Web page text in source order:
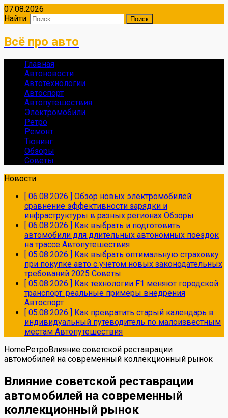
07.08.2026
Найти:
Всё про авто
Главная
Автоновости
Автотехнологии
Автоспорт
Автопутешествия
Электромобили
Ретро
Ремонт
Тюнинг
Обзоры
Советы
Новости
[ 06.08.2026 ] Обзор новых электромобилей:
сравнение эффективности зарядки и
инфраструктуры в разных регионах Обзоры
[ 06.08.2026 ] Как выбрать и подготовить
автомобили для длительных автономных поездок
на трассе Автопутешествия
[ 05.08.2026 ] Как выбрать оптимальную страховку
при покупке авто с учетом новых законодательных
требований 2025 Советы
[ 05.08.2026 ] Как технологии F1 меняют городской
транспорт: реальные примеры внедрения
Автоспорт
[ 05.08.2026 ] Как превратить старый календарь в
индивидуальный путеводитель по малоизвестным
местам Автопутешествия
HomeРетроВлияние советской реставрации
автомобилей на современный коллекционный рынок
Влияние советской реставрации
автомобилей на современный
коллекционный рынок